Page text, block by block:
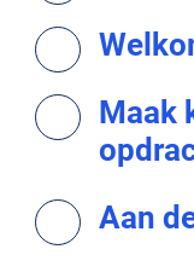
Maak
Aan